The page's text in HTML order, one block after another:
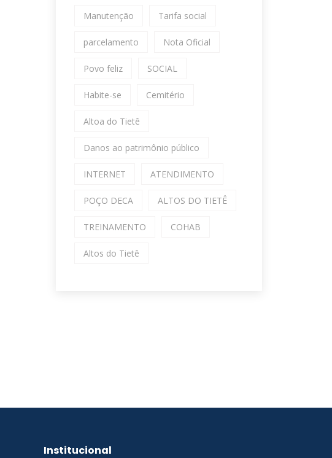
Manutenção Tarifa social
parcelamento Nota Oficial
Povo feliz SOCIAL
Habite-se Cemitério
Altoa do Tietê
Danos ao patrimônio público
INTERNET ATENDIMENTO
POÇO DECA ALTOS DO TIETÊ
TREINAMENTO COHAB
Altos do Tietê
Institucional